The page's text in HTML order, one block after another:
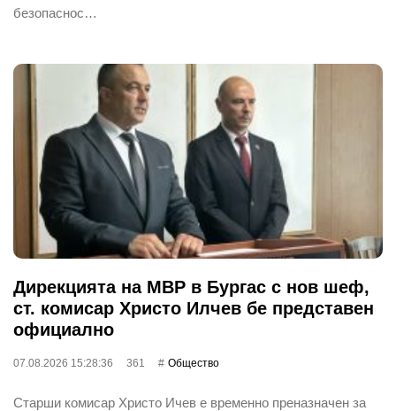
безопаснос…
Дирекцията на МВР в Бургас с нов шеф,
ст. комисар Христо Илчев бе представен
официално
07.08.2026 15:28:36 361 Общество
Старши комисар Христо Ичев е временно преназначен за